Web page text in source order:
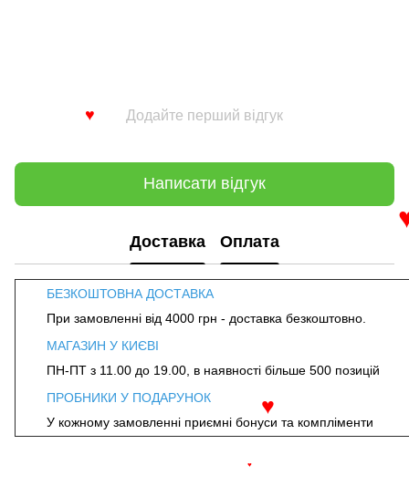
Додайте перший відгук
Написати відгук
Доставка Оплата
БЕЗКОШТОВНА ДОСТАВКА
При замовленні від 4000 грн - доставка безкоштовно.
МАГАЗИН У КИЄВІ
ПН-ПТ з 11.00 до 19.00, в наявності більше 500 позицій
ПРОБНИКИ У ПОДАРУНОК
У кожному замовленні приємні бонуси та компліменти
♥